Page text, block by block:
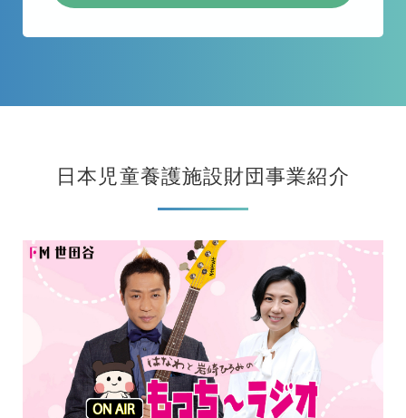
日本児童養護施設財団事業紹介